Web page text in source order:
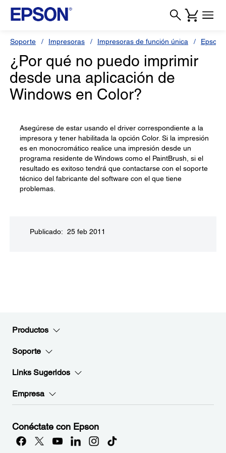
Soporte Impresoras Impresoras de función única Epson
¿Por qué no puedo imprimir
desde una aplicación de
Windows en Color?
Asegúrese de estar usando el driver correspondiente a la
impresora y tener habilitada la opción Color. Si la impresión
es en monocromático realice una impresión desde un
programa residente de Windows como el PaintBrush, si el
resultado es exitoso tendrá que contactarse con el soporte
técnico del fabricante del software con el que tiene
problemas.
Publicado: 25 feb 2011
Productos
Soporte
Links Sugeridos
Empresa
Conéctate con Epson